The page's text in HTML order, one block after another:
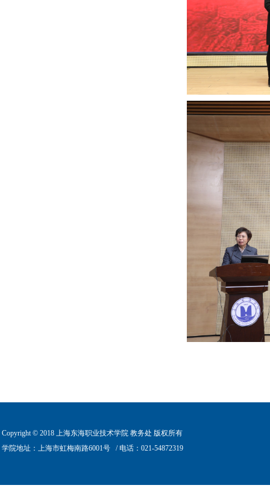
Copyright © 2018 上海东海职业技术学院 教务处 版权所有
学院地址：上海市虹梅南路6001号
/ 电话：021-54872319